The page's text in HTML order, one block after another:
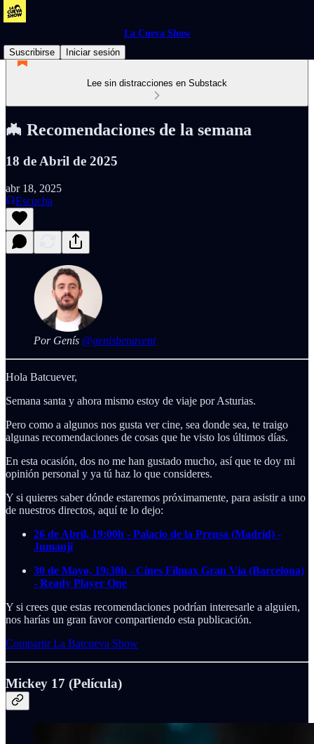
La Cueva Show
Suscribirse
Iniciar sesión
Lee sin distracciones en Substack
🦇 Recomendaciones de la semana
18 de Abril de 2025
abr 18, 2025
Escucha
Por Genís @genisbenavent
Hola Batcuever,
Semana santa y ahora mismo estoy de viaje por Asturias.
Pero como a algunos nos gusta ver cine, sea donde sea, te traigo
algunas recomendaciones de cosas que he visto los últimos días.
En esta ocasión, dos no me han gustado mucho, así que te doy mi
opinión personal y ya tú haz lo que consideres.
Y si quieres saber dónde estaremos próximamente, para asistir a uno
de nuestros directos, aquí te lo dejo:
26 de Abril, 19:00h - Palacio de la Prensa (Madrid) -
Jumanji
30 de Mayo, 19:30h - Cines Filmax Gran Vía (Barcelona)
- Ready Player One
Y si crees que estas recomendaciones podrían interesarle a alguien,
nos harías un gran favor compartiendo esta publicación.
Compartir La Batcueva Show
Mickey 17 (Película)